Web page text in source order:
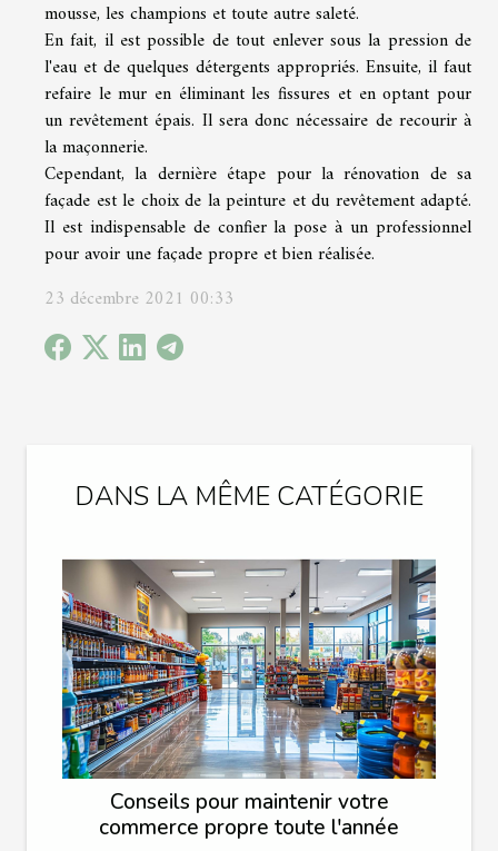
DANS LA MÊME CATÉGORIE
Conseils pour maintenir votre
commerce propre toute l'année
mousse, les champions et toute autre saleté.
En fait, il est possible de tout enlever sous la pression de
l'eau et de quelques détergents appropriés. Ensuite, il faut
refaire le mur en éliminant les fissures et en optant pour
un revêtement épais. Il sera donc nécessaire de recourir à
la maçonnerie.
Cependant, la dernière étape pour la rénovation de sa
façade est le choix de la peinture et du revêtement adapté.
Il est indispensable de confier la pose à un professionnel
pour avoir une façade propre et bien réalisée.
23 décembre 2021 00:33